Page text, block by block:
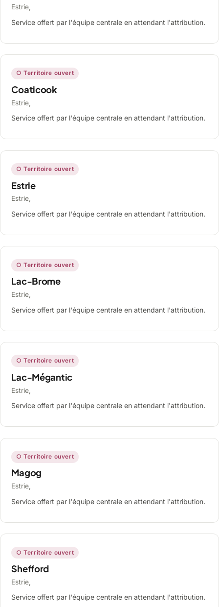
Estrie,
Service offert par l'équipe centrale en attendant l'attribution.
○ Territoire ouvert
Coaticook
Estrie,
Service offert par l'équipe centrale en attendant l'attribution.
○ Territoire ouvert
Estrie
Estrie,
Service offert par l'équipe centrale en attendant l'attribution.
○ Territoire ouvert
Lac-Brome
Estrie,
Service offert par l'équipe centrale en attendant l'attribution.
○ Territoire ouvert
Lac-Mégantic
Estrie,
Service offert par l'équipe centrale en attendant l'attribution.
○ Territoire ouvert
Magog
Estrie,
Service offert par l'équipe centrale en attendant l'attribution.
○ Territoire ouvert
Shefford
Estrie,
Service offert par l'équipe centrale en attendant l'attribution.